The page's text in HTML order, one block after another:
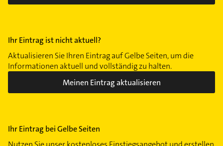
Ihr Eintrag ist nicht aktuell?
Aktualisieren Sie Ihren Eintrag auf Gelbe Seiten, um die
Informationen aktuell und vollständig zu halten.
Meinen Eintrag aktualisieren
Ihr Eintrag bei Gelbe Seiten